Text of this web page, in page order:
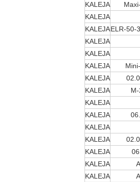
KALEJA
KALEJA
KALEJAELR-50-
KALEJA
KALEJA
KALEJA
KALEJA
KALEJA
KALEJA
KALEJA
KALEJA
KALEJA
KALEJA
KALEJA
KALEJA